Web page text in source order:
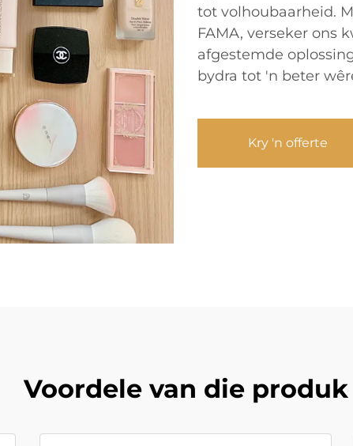
tot volhoubaarheid.
FAMA, verseker ons
afgestemde
bydra tot 'n beter
Kry 'n offerte
Voordele van die produk